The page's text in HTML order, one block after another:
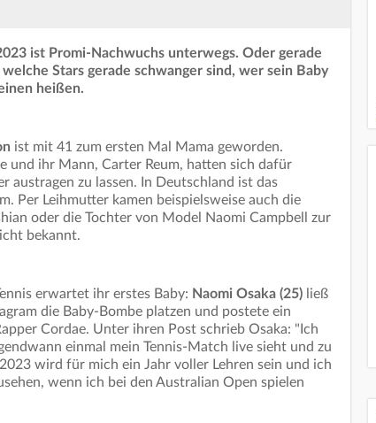
ist Promi-Nachwuchs unterwegs. Oder gerade
Stars gerade schwanger sind, wer sein Baby
heißen.
ist mit 41 zum ersten Mal Mama geworden.
und ihr Mann, Carter Reum, hatten sich dafür
austragen zu lassen. In Deutschland ist das
Per Leihmutter kamen beispielsweise auch die
oder die Tochter von Model Naomi Campbell zur
bekannt.
erwartet ihr erstes Baby: Naomi Osaka (25) ließ
die Baby-Bombe platzen und postete ein
Cordae. Unter ihren Post schrieb Osaka: "Ich
einmal mein Tennis-Match live sieht und zu
wird für mich ein Jahr voller Lehren sein und ich
wenn ich bei den Australian Open spielen